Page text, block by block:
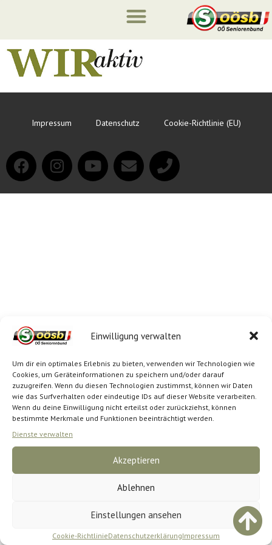
Einwilligung verwalten
Um dir ein optimales Erlebnis zu bieten, verwenden wir Technologien wie
Cookies, um Geräteinformationen zu speichern und/oder darauf
zuzugreifen. Wenn du diesen Technologien zustimmst, können wir Daten
wie das Surfverhalten oder eindeutige IDs auf dieser Website verarbeiten.
Wenn du deine Einwilligung nicht erteilst oder zurückziehst, können
bestimmte Merkmale und Funktionen beeinträchtigt werden.
Dienste verwalten
Akzeptieren
Ablehnen
Einstellungen ansehen
Cookie-RichtlinieDatenschutzerklärungImpressum
Impressum Datenschutz Cookie-Richtlinie (EU)